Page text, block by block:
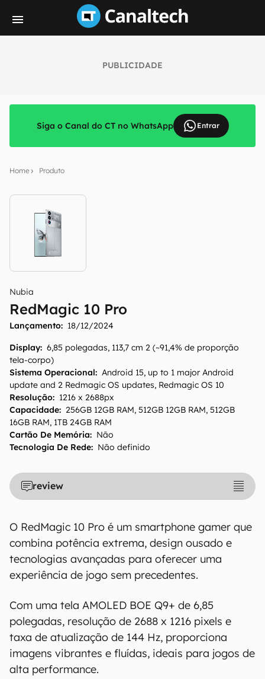
PUBLICIDADE
Siga o Canal do CT no WhatsApp Entrar
Home Produto
Nubia
RedMagic 10 Pro
Lançamento: 18/12/2024
Display: 6,85 polegadas, 113,7 cm 2 (~91,4% de proporção
tela-corpo)
Sistema Operacional: Android 15, up to 1 major Android
update and 2 Redmagic OS updates, Redmagic OS 10
Resolução: 1216 x 2688px
Capacidade: 256GB 12GB RAM, 512GB 12GB RAM, 512GB
16GB RAM, 1TB 24GB RAM
Cartão De Memória: Não
Tecnologia De Rede: Não definido
review
O RedMagic 10 Pro é um smartphone gamer que
combina potência extrema, design ousado e
tecnologias avançadas para oferecer uma
experiência de jogo sem precedentes.
Com uma tela AMOLED BOE Q9+ de 6,85
polegadas, resolução de 2688 x 1216 pixels e
taxa de atualização de 144 Hz, proporciona
imagens vibrantes e fluídas, ideais para jogos de
alta performance.
O Canaltech mantém esforço constante para
encontrar e manter atualizadas as
informações presentes em nossas fichas